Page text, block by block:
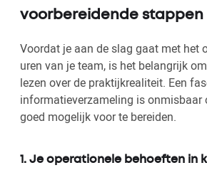
voorbereidende stappen
Voordat je aan de slag gaat met het
uren van je team, is het belangrijk
lezen over de praktijkrealiteit. Een
informatieverzameling is onmisbaar
goed mogelijk voor te bereiden.
1. Je operationele behoeften in